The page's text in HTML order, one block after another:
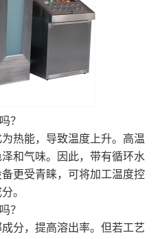
？
能，导致温度上升。高温
和气味。因此，带有循环水
更受青睐，可将加工温度控
。
？
，提高溶出率。但若工艺